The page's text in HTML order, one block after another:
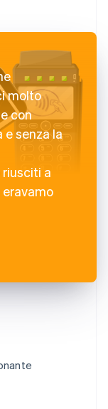
molto
con
senza la
a